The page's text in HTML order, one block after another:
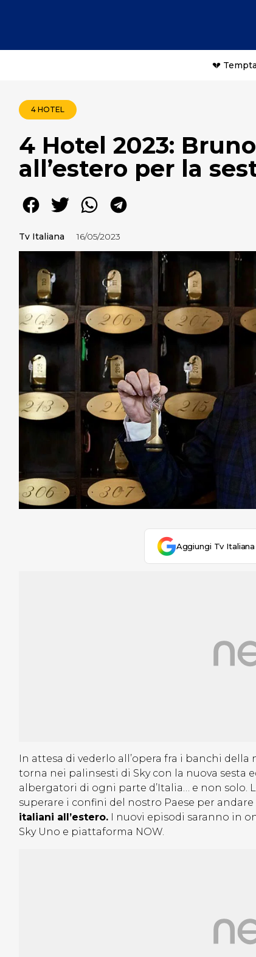
💔
4 HOTEL
4 Hotel 2023:
all’estero per la
Tv Italiana 16/05/2023
Aggiungi Tv
In attesa di vederlo all’opera fra i banchi della
torna nei palinsesti di Sky con la nuova sesta
albergatori di ogni parte d’Italia… e non solo.
superare i confini del nostro Paese per andare
italiani all’estero. I nuovi episodi saranno in
Sky Uno e piattaforma NOW.